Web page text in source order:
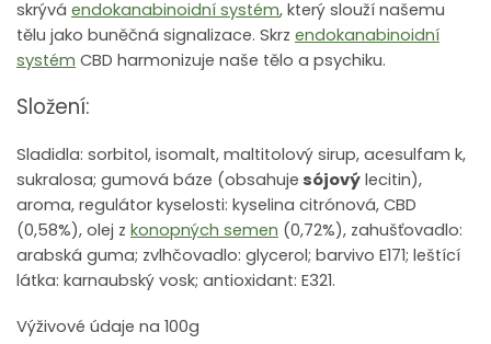
skrývá endokanabinoidní systém, který slouží našemu
tělu jako buněčná signalizace. Skrz endokanabinoidní
systém CBD harmonizuje naše tělo a psychiku.
Složení:
Sladidla: sorbitol, isomalt, maltitolový sirup, acesulfam k,
sukralosa; gumová báze (obsahuje sójový lecitin),
aroma, regulátor kyselosti: kyselina citrónová, CBD
(0,58%), olej z konopných semen (0,72%), zahušťovadlo:
arabská guma; zvlhčovadlo: glycerol; barvivo E171; leštící
látka: karnaubský vosk; antioxidant: E321.
Výživové údaje na 100g